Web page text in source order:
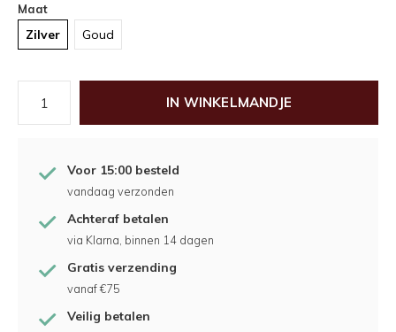
Maat
Zilver Goud
IN WINKELMANDJE
Voor 15:00 besteld
vandaag verzonden
Achteraf betalen
via Klarna, binnen 14 dagen
Gratis verzending
vanaf €75
Veilig betalen